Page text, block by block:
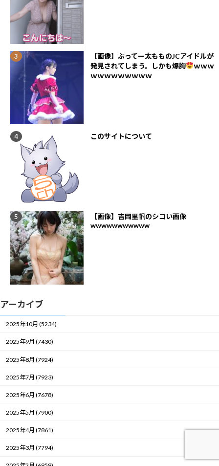
【画像】ぶってー太もものJCアイドルが
発見されてしまう。しかも爆胸
ｗｗｗ
ｗｗｗｗｗｗｗｗｗ
このサイトについて
【画像】吉岡里帆のシコい画像
wwwwwwwwwww
アーカイブ
2025年10月 (5234)
2025年9月 (7430)
2025年8月 (7924)
2025年7月 (7923)
2025年6月 (7678)
2025年5月 (7900)
2025年4月 (7861)
2025年3月 (7794)